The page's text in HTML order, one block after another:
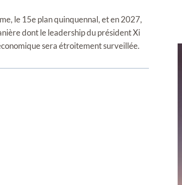
le 15e plan quinquennal, et en 2027,
dont le leadership du président Xi
sera étroitement surveillée.